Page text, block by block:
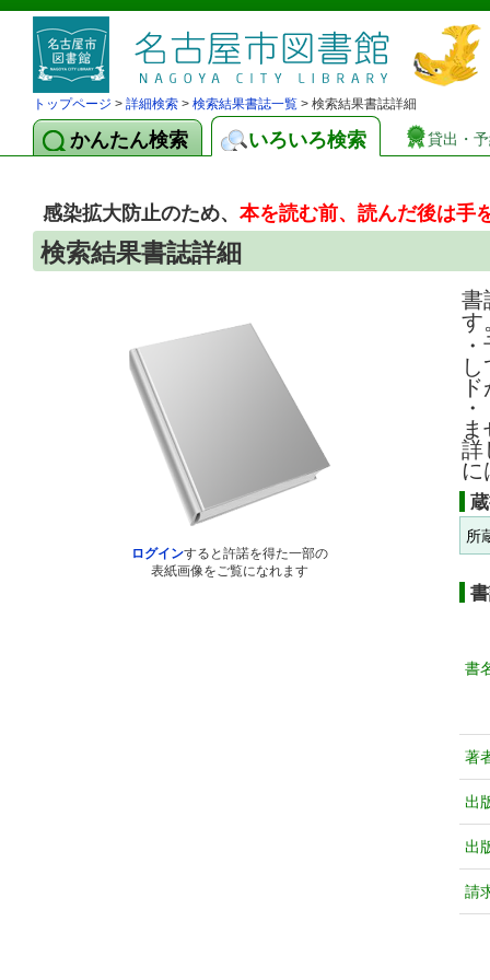
トップページ > 詳細検索 > 検索結果書誌一覧 > 検索結果書誌詳細
かんたん検索 いろいろ検索 貸出・
感染拡大防止のため、本を読む前、読んだ後は手
検索結果書誌詳細
ログインすると許諾を得た一部の
表紙画像をご覧になれます
書
す
詳
に
所
書
著
出
出
請